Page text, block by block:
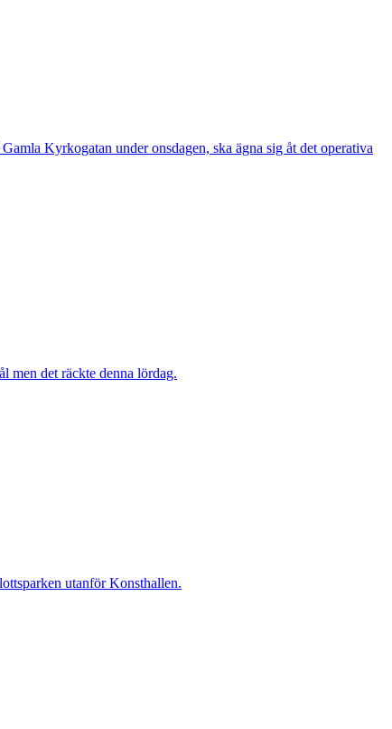
Kyrkogatan under onsdagen, ska ägna sig åt det operativa
men det räckte denna lördag.
utanför Konsthallen.